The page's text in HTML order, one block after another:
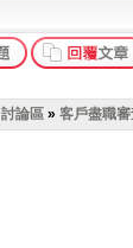
討論區 » 客戶盡職